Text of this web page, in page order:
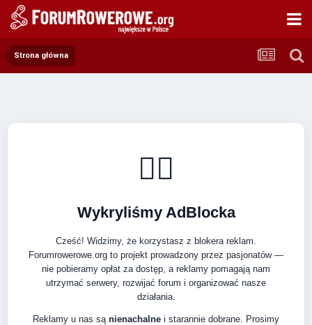
Strona główna
🚴‍♂️
Wykryliśmy AdBlocka
Cześć! Widzimy, że korzystasz z blokera reklam.
Forumrowerowe.org to projekt prowadzony przez pasjonatów —
nie pobieramy opłat za dostęp, a reklamy pomagają nam
utrzymać serwery, rozwijać forum i organizować nasze
działania.
Reklamy u nas są nienachalne i starannie dobrane. Prosimy